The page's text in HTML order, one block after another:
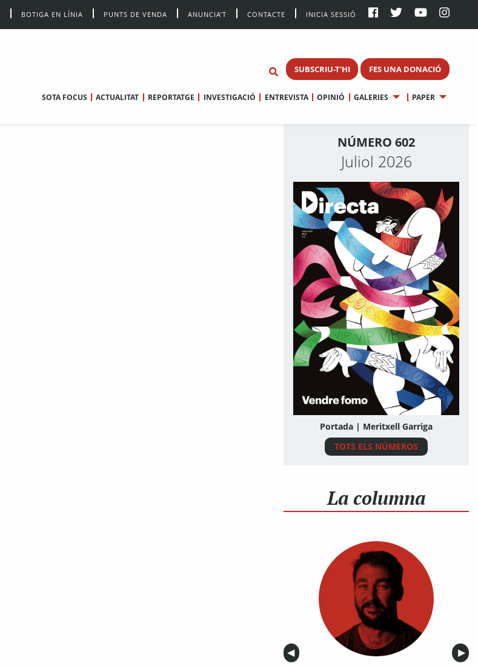
BOTIGA EN LÍNIA PUNTS DE VENDA ANUNCIA’T CONTACTE INICIA SESSIÓ
SUBSCRIU-T'HI FES UNA DONACIÓ
SOTA FOCUS ACTUALITAT REPORTATGE INVESTIGACIÓ ENTREVISTA OPINIÓ GALERIES PAPER
NÚMERO 602
Juliol 2026
Portada | Meritxell Garriga
TOTS ELS NÚMEROS
La columna
Anterior
◀︎ ▶︎